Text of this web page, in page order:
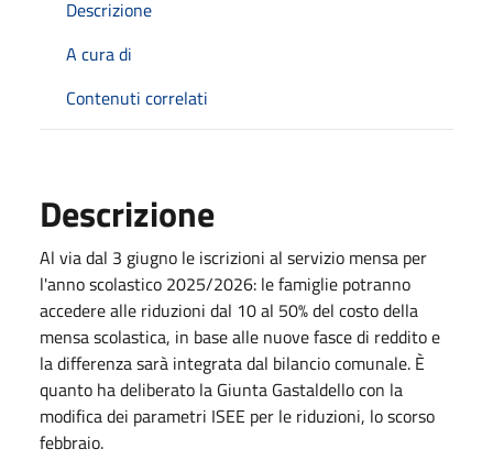
Descrizione
A cura di
Contenuti correlati
Descrizione
Al viadal 3 giugno le iscrizioni al servizio mensa per
l'anno scolastico 2025/2026: le famiglie potranno
accedere alle riduzioni dal 10 al 50% del costo della
mensa scolastica, in base alle nuove fasce di reddito e
la differenza sarà integrata dal bilancio comunale. È
quanto ha deliberato la Giunta Gastaldello con la
modifica dei parametri ISEE per le riduzioni, lo scorso
febbraio.